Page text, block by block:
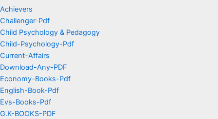
Achievers
Challenger-Pdf
Child Psychology & Pedagogy
Child-Psychology-Pdf
Current-Affairs
Download-Any-PDF
Economy-Books-Pdf
English-Book-Pdf
Evs-Books-Pdf
G.K-BOOKS-PDF